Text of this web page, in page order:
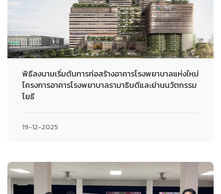
พิธีลงนามเริ่มต้นการก่อสร้างอาคารโรงพยาบาลแห่งใหม่
โครงการอาคารโรงพยาบาลรามาธิบดีและย่านนวัตกรรม
โยธี
19-12-2025